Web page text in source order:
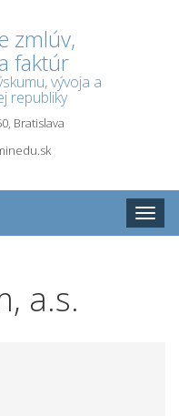
zmlúv,
faktúr
vývoja a
republiky
Bratislava
Toggle
a.s.